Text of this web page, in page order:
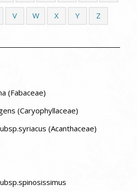
V W X Y Z
(Fabaceae)
(Caryophyllaceae)
(Acanthaceae)